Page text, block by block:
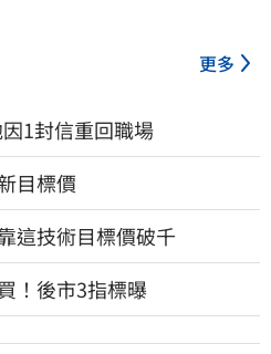
更多
1封信重回職場
目標價
這技術目標價破千
！後市3指標曝